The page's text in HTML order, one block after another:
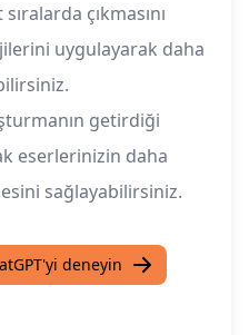
çıkmasını
uygulayarak daha
getirdiği
eserlerinizin daha
sağlayabilirsiniz.
deneyin